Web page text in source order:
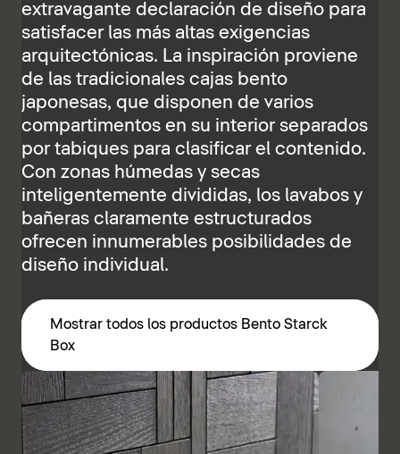
extravagante declaración de diseño para
satisfacer las más altas exigencias
arquitectónicas. La inspiración proviene
de las tradicionales cajas bento
japonesas, que disponen de varios
compartimentos en su interior separados
por tabiques para clasificar el contenido.
Con zonas húmedas y secas
inteligentemente divididas, los lavabos y
bañeras claramente estructurados
ofrecen innumerables posibilidades de
diseño individual.
Mostrar todos los productos Bento Starck
Box